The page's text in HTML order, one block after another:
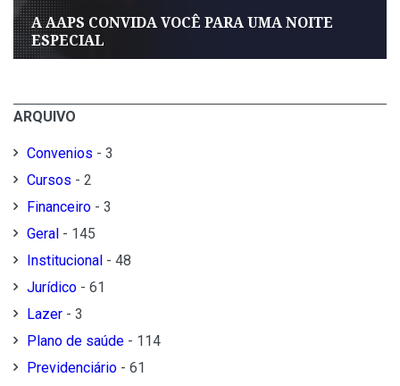
A AAPS CONVIDA VOCÊ PARA UMA NOITE
ESPECIAL
ARQUIVO
Convenios - 3
Cursos - 2
Financeiro - 3
Geral - 145
Institucional - 48
Jurídico - 61
Lazer - 3
Plano de saúde - 114
Previdenciário - 61